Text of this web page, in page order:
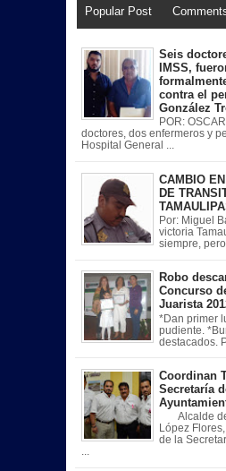
Popular Post
Seis
IMSS,
contra el
González
POR:
doctores, dos enfermeros y
Hospital General ...
CAMBIO
DE
Por: Miguel
victoria
siempre, pero
Robo
Concurso
Juarista
*Dan primer
pudiente.
destacados.
Coordinan
Secretaría
Alcalde de
López
de la
...